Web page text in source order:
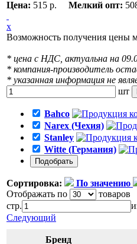
Цена: 515 р. Мелкий опт:
x
Возможность получения цены
* цена с НДС, актуальна на
* компания-производитель
* указанная информация не
шт
Bahco
Narex (Чехия)
Stanley
Witte (Германия)
Сортировка: По значению
Отображать по
товаров
стр.
Следующий
Бренд